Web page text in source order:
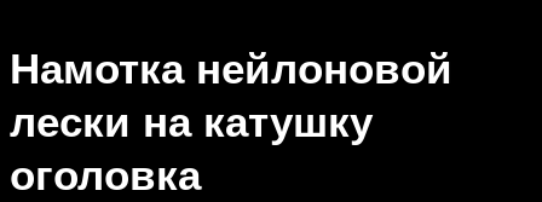
Намотка нейлоновой
лески на катушку
оголовка